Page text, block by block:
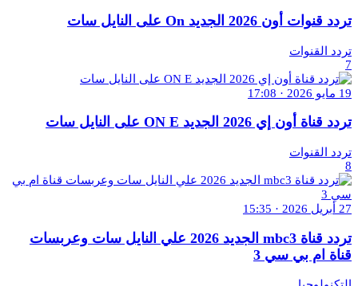
تردد قنوات أون 2026 الجديد On على النايل سات
تردد القنوات
7
19 مايو 2026 · 17:08
تردد قناة أون إي 2026 الجديد ON E على النايل سات
تردد القنوات
8
27 أبريل 2026 · 15:35
تردد قناة mbc3 الجديد 2026 علي النايل سات وعربسات
قناة ام بي سي 3